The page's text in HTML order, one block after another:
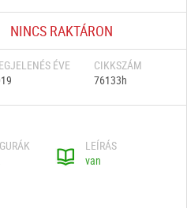
NINCS RAKTÁRON
ÉVE
CIKKSZÁM
76133h
LEÍRÁS
van